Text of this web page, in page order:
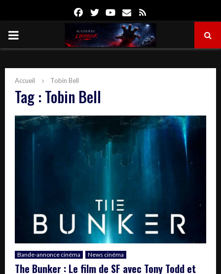
FacebookTwitterYoutube
Email
PRIMARY
Accueil Tobin Bell
Tag : Tobin Bell
Bande-annonce cinéma News cinéma
The Bunker : Le film de SF avec Tony Todd et